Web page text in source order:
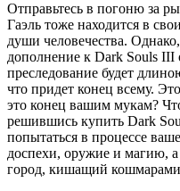
Отправьтесь в погоню за
Гаэль тоже находится в
души человечества.
дополнение к Dark Souls III
преследование будет
что придет конец всему.
это конец вашим мукам?
решившись купить Dark
попытаться в процессе
доспехи, оружие и магию,
город, кишащий